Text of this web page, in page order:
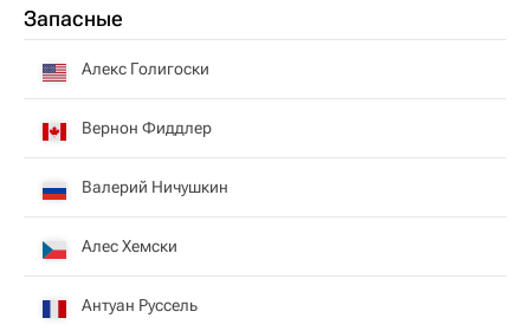
Запасные
Алекс Голигоски
Вернон Фиддлер
Валерий Ничушкин
Алес Хемски
Антуан Руссель